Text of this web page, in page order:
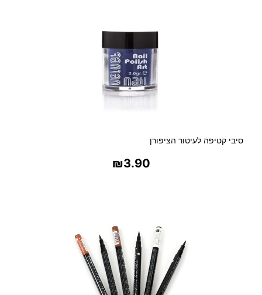
סיבי קטיפה לעיטור הציפורן
₪3.90